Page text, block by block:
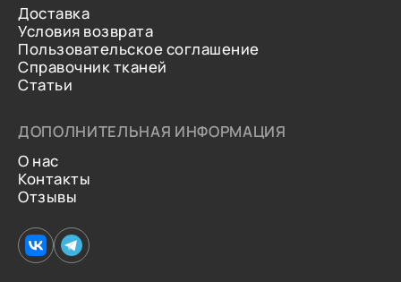
Доставка
Условия возврата
Пользовательское соглашение
Справочник тканей
Статьи
ДОПОЛНИТЕЛЬНАЯ ИНФОРМАЦИЯ
О нас
Контакты
Отзывы